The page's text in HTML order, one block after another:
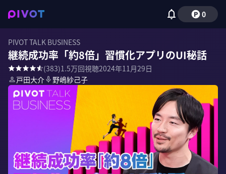
0
PIVOT TALK BUSINESS
継続成功率「約8倍」習慣化アプリのUI秘話
(383)1.5万回視聴2024年11月29日
戸田大介
野嶋紗己子